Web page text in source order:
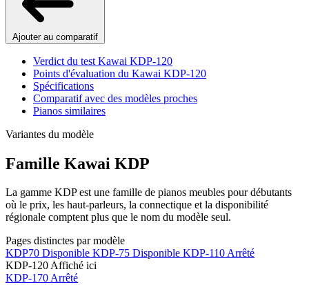
Ajouter au comparatif
Verdict du test Kawai KDP-120
Points d'évaluation du Kawai KDP-120
Spécifications
Comparatif avec des modèles proches
Pianos similaires
Variantes du modèle
Famille Kawai KDP
La gamme KDP est une famille de pianos meubles pour débutants
où le prix, les haut-parleurs, la connectique et la disponibilité
régionale comptent plus que le nom du modèle seul.
Pages distinctes par modèle
KDP70 Disponible KDP-75 Disponible KDP-110Arrêté
KDP-120Affiché ici
KDP-170Arrêté